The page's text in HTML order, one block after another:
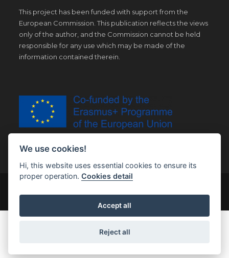
This project has been funded with support from the
European Commission. This publication reflects the views
only of the author, and the Commission cannot be held
responsible for any use which may be made of the
information contained therein.
We use cookies!
Hi, this website uses essential cookies to ensure its
proper operation.Cookies detail
Accept all
Reject all